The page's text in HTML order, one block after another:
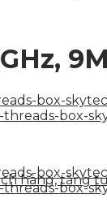
hàng, tăng